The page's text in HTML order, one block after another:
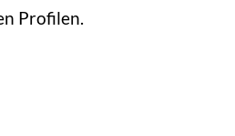
Profilen.